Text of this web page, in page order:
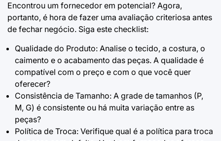
Encontrou um fornecedor em potencial? Agora,
portanto, é hora de fazer uma avaliação criteriosa antes
de fechar negócio. Siga este checklist:
Qualidade do Produto: Analise o tecido, a costura, o
caimento e o acabamento das peças. A qualidade é
compatível com o preço e com o que você quer
oferecer?
Consistência de Tamanho: A grade de tamanhos (P,
M, G) é consistente ou há muita variação entre as
peças?
Política de Troca: Verifique qual é a política para troca